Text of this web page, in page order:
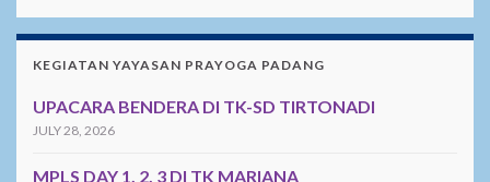
KEGIATAN YAYASAN PRAYOGA PADANG
UPACARA BENDERA DI TK-SD TIRTONADI
JULY 28, 2026
MPLS DAY 1, 2, 3 DI TK MARIANA